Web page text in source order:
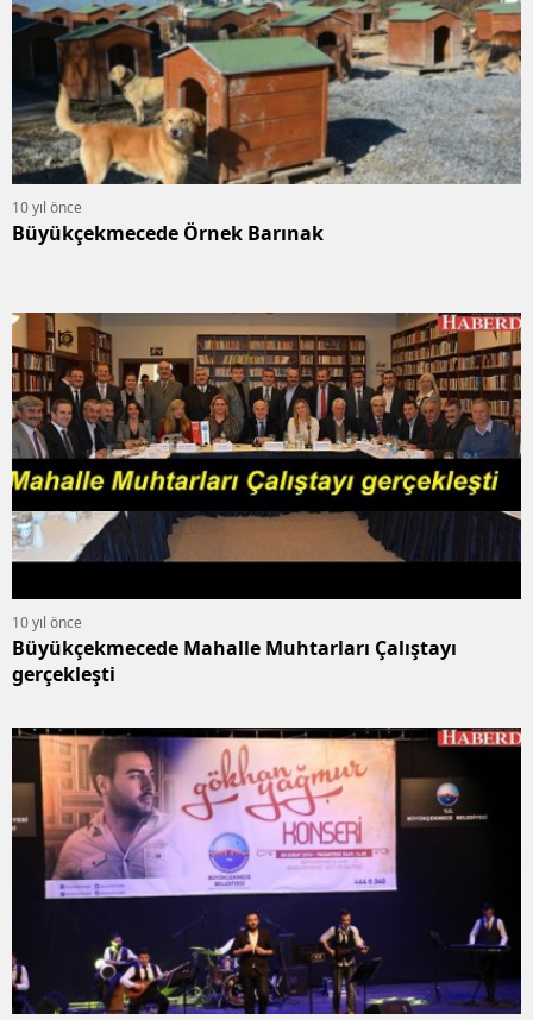
10 yıl önce
Büyükçekmecede Örnek Barınak
10 yıl önce
Büyükçekmecede Mahalle Muhtarları Çalıştayı
gerçekleşti